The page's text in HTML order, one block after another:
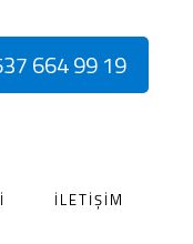
664 99 19
İLETIŞIM